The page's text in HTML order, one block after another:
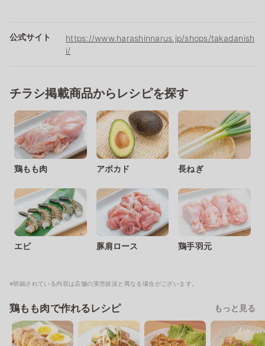
公式サイト
https://www.harashinnarus.jp/shops/takadanish
i/
チラシ掲載商品からレシピを探す
鶏もも肉 アボカド 長ねぎ
エビ 豚肩ロース 鶏手羽元
※明細されている内容は店舗の実売状況と異なる場合がございます。
鶏もも肉で作れるレシピ もっと見る